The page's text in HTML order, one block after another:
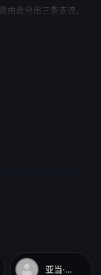
由此分出三条支流。
一名老党员。二人
车，因此被投入监
与地下反抗运动；第
亚当·费仁希